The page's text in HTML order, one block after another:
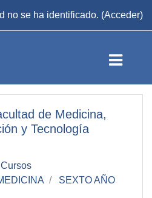
no se ha identificado. (Acceder)
de Medicina,
y Tecnología
Cursos
SEXTO AÑO